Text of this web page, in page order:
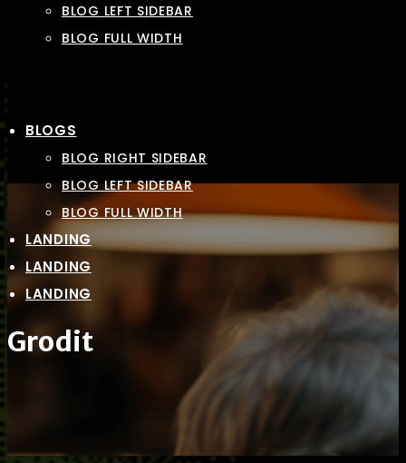
BLOG LEFT SIDEBAR
BLOG FULL WIDTH
BLOGS
BLOG RIGHT SIDEBAR
BLOG LEFT SIDEBAR
BLOG FULL WIDTH
LANDING
LANDING
LANDING
Grodit